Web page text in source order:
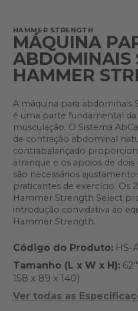
HAMMER STRENGTH
MÁQUINA
ABDOMINAIS
HAMMER
A máquina para
é uma parte fundamental
musculação. O Sistema
de contração abdominal
contrabalançado
arranque e os apoios de
são necessários
praticantes de exercício. Os
Hammer Strength Select
introdução convidativa ao
Hammer Strength.
Código do Produto:HS-
Tamanho (L x W x H):62"
158 x 89 x 140)
Ver todas as